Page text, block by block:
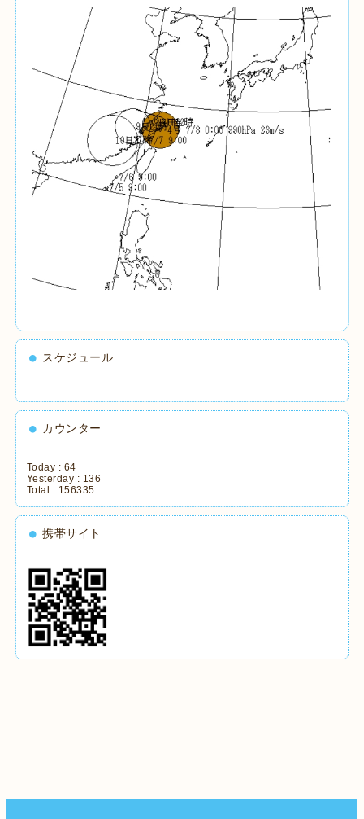
スケジュール
カウンター
Today : 64
Yesterday : 136
Total : 156335
携帯サイト